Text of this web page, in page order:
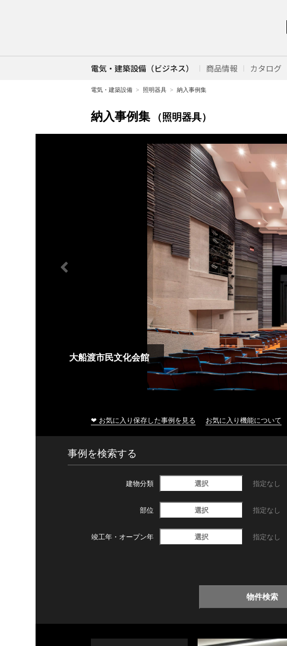
電気・建築設備（ビジネス） 商品情報 カタログ
電気・建築設備 照明器具 納入事例集
納入事例集 （照明器具）
大船渡市民文化会館
❤ お気に入り保存した事例を見る お気に入り機能について
事例を検索する
建物分類 選択 指定なし
部位 選択 指定なし
竣工年・ オープン年 選択 指定なし
物件検索